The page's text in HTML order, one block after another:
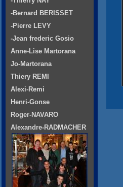
-Bernard BERISSET
-Pierre LEVY
-Jean frederic Gosio
Anne-Lise Martorana
Jo-Martorana
Thiery REMI
Alexi-Remi
Henri-Gonse
Roger-NAVARO
Alexandre-RADMACHER